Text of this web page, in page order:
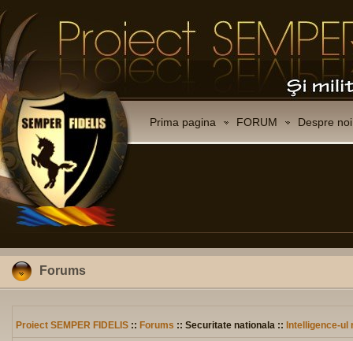
Prima pagina FORUM Despre noi
Forums
Proiect SEMPER FIDELIS :: Forums :: Securitate nationala :: Intelligence-ul